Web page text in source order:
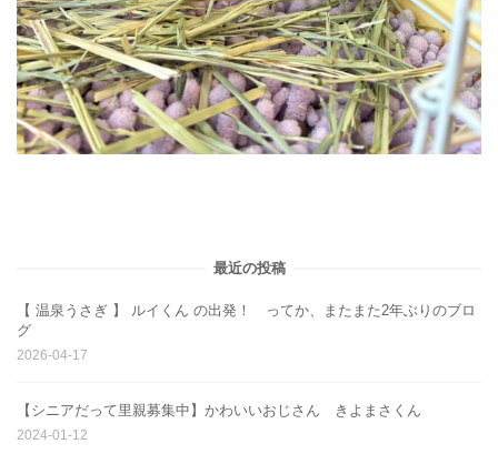
最近の投稿
【 温泉うさぎ 】 ルイくん の出発！ ってか、またまた2年ぶりのブロ
グ
2026-04-17
【シニアだって里親募集中】かわいいおじさん きよまさくん
2024-01-12